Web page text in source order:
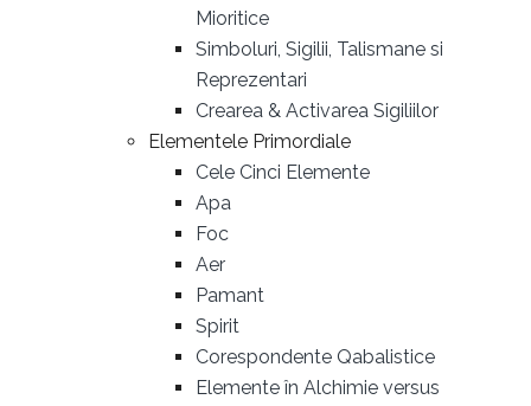
Mioritice
Simboluri, Sigilii, Talismane si
Reprezentari
Crearea & Activarea Sigiliilor
Elementele Primordiale
Cele Cinci Elemente
Apa
Foc
Aer
Pamant
Spirit
Corespondente Qabalistice
Elemente în Alchimie versus